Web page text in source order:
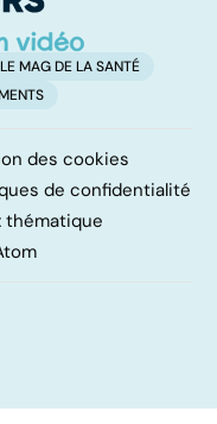
LE MAG DE LA SANTÉ
des cookies
de confidentialité
thématique